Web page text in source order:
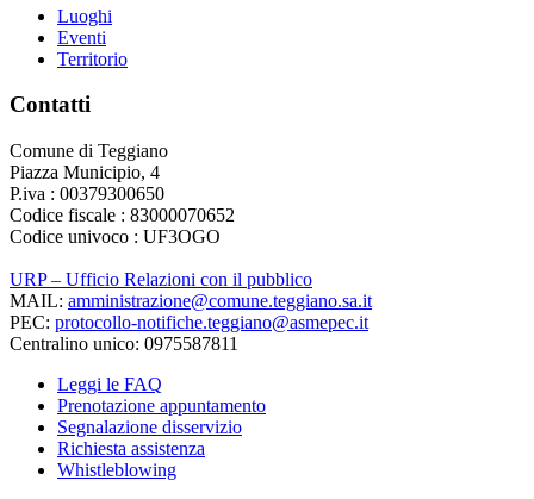
Luoghi
Eventi
Territorio
Contatti
Comune di Teggiano
Piazza Municipio, 4
P.iva : 00379300650
Codice fiscale : 83000070652
Codice univoco : UF3OGO
URP – Ufficio Relazioni con il pubblico
MAIL: amministrazione@comune.teggiano.sa.it
PEC: protocollo-notifiche.teggiano@asmepec.it
Centralino unico: 0975587811
Leggi le FAQ
Prenotazione appuntamento
Segnalazione disservizio
Richiesta assistenza
Whistleblowing